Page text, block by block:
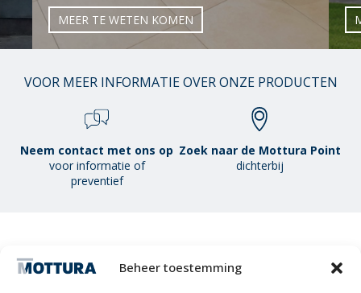
Beheer toestemming
MEER TE WETEN KOMEN
01
VOOR MEER INFORMATIE OVER ONZE PRODUCTEN
Neem contact met ons op
voor informatie of
preventief
Zoek naar de Mottura Point
dichterbij